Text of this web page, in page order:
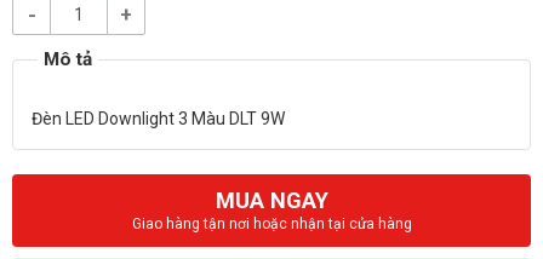
- +
MUA NGAY
Giao hàng tận nơi hoặc nhận tại cửa hàng